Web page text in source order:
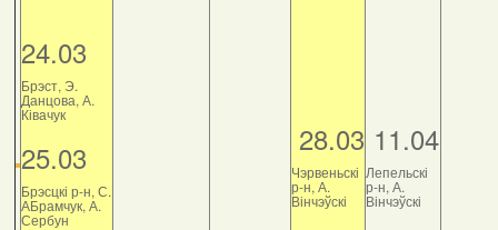
24.03
Брэст, Э.
Данцова, А.
Ківачук
25.03
Брэсцкі р-н, С.
АБрамчук, А.
Сербун
28.03
Чэрвеньскі
р-н, А.
Вінчэўскі
11.04
Лепельскі
р-н, А.
Вінчэўскі